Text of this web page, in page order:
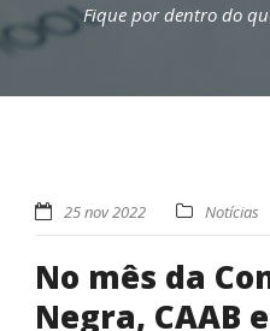
Fique por dentro do
25 nov 2022 Notícias
No mês da
Negra, CAAB